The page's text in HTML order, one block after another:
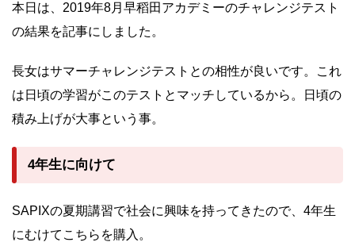
本日は、2019年8月早稻田アカデミーのチャレンジテスト
の結果を記事にしました。
長女はサマーチャレンジテストとの相性が良いです。これ
は日頃の学習がこのテストとマッチしているから。日頃の
積み上げが大事という事。
4年生に向けて
SAPIXの夏期講習で社会に興味を持ってきたので、4年生
にむけてこちらを購入。